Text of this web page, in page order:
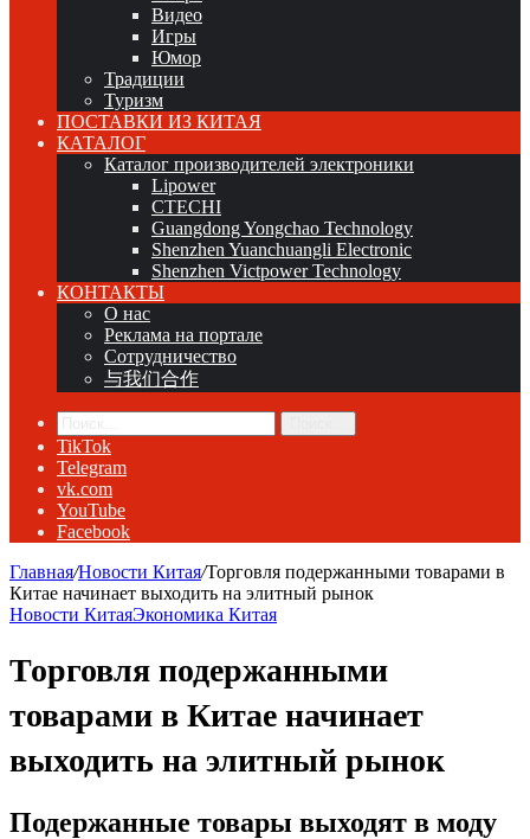
Видео
Игры
Юмор
Традиции
Туризм
ПОСТАВКИ ИЗ КИТАЯ
КАТАЛОГ
Каталог производителей электроники
Lipower
CTECHI
Guangdong Yongchao Technology
Shenzhen Yuanchuangli Electronic
Shenzhen Victpower Technology
КОНТАКТЫ
О нас
Реклама на портале
Сотрудничество
与我们合作
TikTok
Telegram
vk.com
YouTube
Facebook
Главная/Новости Китая/Торговля подержанными товарами в
Китае начинает выходить на элитный рынок
Новости КитаяЭкономика Китая
Торговля подержанными
товарами в Китае начинает
выходить на элитный рынок
Подержанные товары выходят в моду